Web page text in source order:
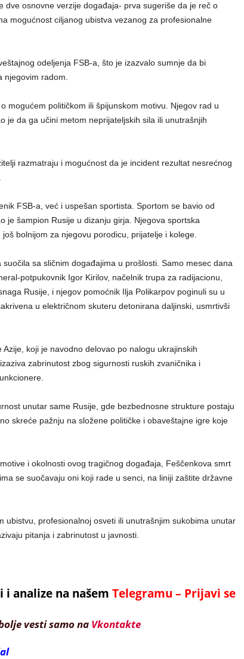
dve osnovne verzije događaja- prva sugeriše da je reč o
mogućnost ciljanog ubistva vezanog za profesionalne
odeljenja FSB-a, što je izazvalo sumnje da bi
njegovim radom.
mogućem političkom ili špijunskom motivu. Njegov rad u
je da ga učini metom neprijateljskih sila ili unutrašnjih
razmatraju i mogućnost da je incident rezultat nesrećnog
FSB-a, već i uspešan sportista. Sportom se bavio od
je šampion Rusije u dizanju girja. Njegova sportska
bolnijom za njegovu porodicu, prijatelje i kolege.
sa sličnim događajima u prošlosti. Samo mesec dana
potpukovnik Igor Kirilov, načelnik trupa za radijacionu,
Rusije, i njegov pomoćnik Ilja Polikarpov poginuli su u
u električnom skuteru detonirana daljinski, usmrtivši
koji je navodno delovao po nalogu ukrajinskih
zabrinutost zbog sigurnosti ruskih zvaničnika i
unutar same Rusije, gde bezbednosne strukture postaju
skreće pažnju na složene političke i obaveštajne igre koje
i okolnosti ovog tragičnog događaja, Feščenkova smrt
se suočavaju oni koji rade u senci, na liniji zaštite državne
ubistvu, profesionalnoj osveti ili unutrašnjim sukobima unutar
pitanja i zabrinutost u javnosti.
analize na našem Telegramu – Prijavi se
vesti samo na Vkontakte